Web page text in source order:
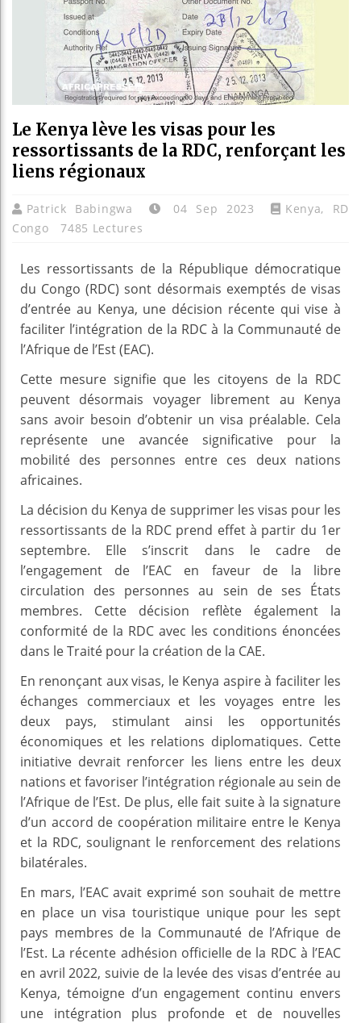
Le Kenya lève les visas pour les
ressortissants de la RDC, renforçant les
liens régionaux
Patrick Babingwa 04 Sep 2023 Kenya, RD
Congo
7485 Lectures
Les ressortissants de la République démocratique
du Congo (RDC) sont désormais exemptés de visas
d’entrée au Kenya, une décision récente qui vise à
faciliter l’intégration de la RDC à la Communauté de
l’Afrique de l’Est (EAC).
Cette mesure signifie que les citoyens de la RDC
peuvent désormais voyager librement au Kenya
sans avoir besoin d’obtenir un visa préalable. Cela
représente une avancée significative pour la
mobilité des personnes entre ces deux nations
africaines.
La décision du Kenya de supprimer les visas pour les
ressortissants de la RDC prend effet à partir du 1er
septembre. Elle s’inscrit dans le cadre de
l’engagement de l’EAC en faveur de la libre
circulation des personnes au sein de ses États
membres. Cette décision reflète également la
conformité de la RDC avec les conditions énoncées
dans le Traité pour la création de la CAE.
En renonçant aux visas, le Kenya aspire à faciliter les
échanges commerciaux et les voyages entre les
deux pays, stimulant ainsi les opportunités
économiques et les relations diplomatiques. Cette
initiative devrait renforcer les liens entre les deux
nations et favoriser l’intégration régionale au sein de
l’Afrique de l’Est. De plus, elle fait suite à la signature
d’un accord de coopération militaire entre le Kenya
et la RDC, soulignant le renforcement des relations
bilatérales.
En mars, l’EAC avait exprimé son souhait de mettre
en place un visa touristique unique pour les sept
pays membres de la Communauté de l’Afrique de
l’Est. La récente adhésion officielle de la RDC à l’EAC
en avril 2022, suivie de la levée des visas d’entrée au
Kenya, témoigne d’un engagement continu envers
une intégration plus profonde et de nouvelles